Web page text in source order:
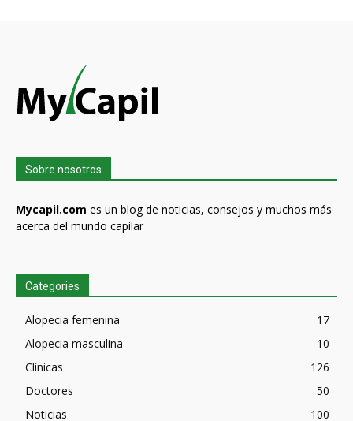
Sobre nosotros
Mycapil.com es un blog de noticias, consejos y muchos más
acerca del mundo capilar
Categories
Alopecia femenina
17
Alopecia masculina
10
Clínicas
126
Doctores
50
Noticias
100